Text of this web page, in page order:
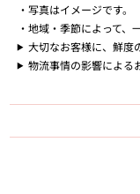
写真はイメージです。
地域・季節によって、
大切なお客様に、鮮度
物流事情の影響による